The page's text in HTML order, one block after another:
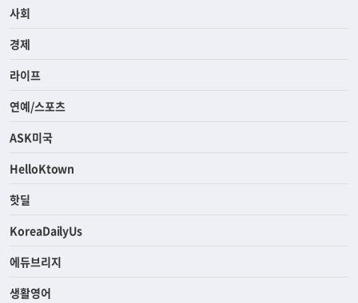
사회
경제
라이프
연예/스포츠
ASK미국
HelloKtown
핫딜
KoreaDailyUs
에듀브리지
생활영어